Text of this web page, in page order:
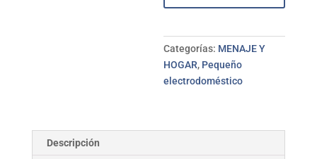
Categorías: MENAJE Y
HOGAR, Pequeño
electrodoméstico
Descripción